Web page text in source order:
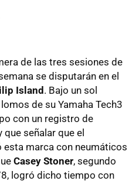
de las tres sesiones de
se disputarán en el
Island . Bajo un sol
lomos de su Yamaha Tech3
con un registro de
señalar que el
marca con neumáticos
Casey Stoner, segundo
logró dicho tiempo con